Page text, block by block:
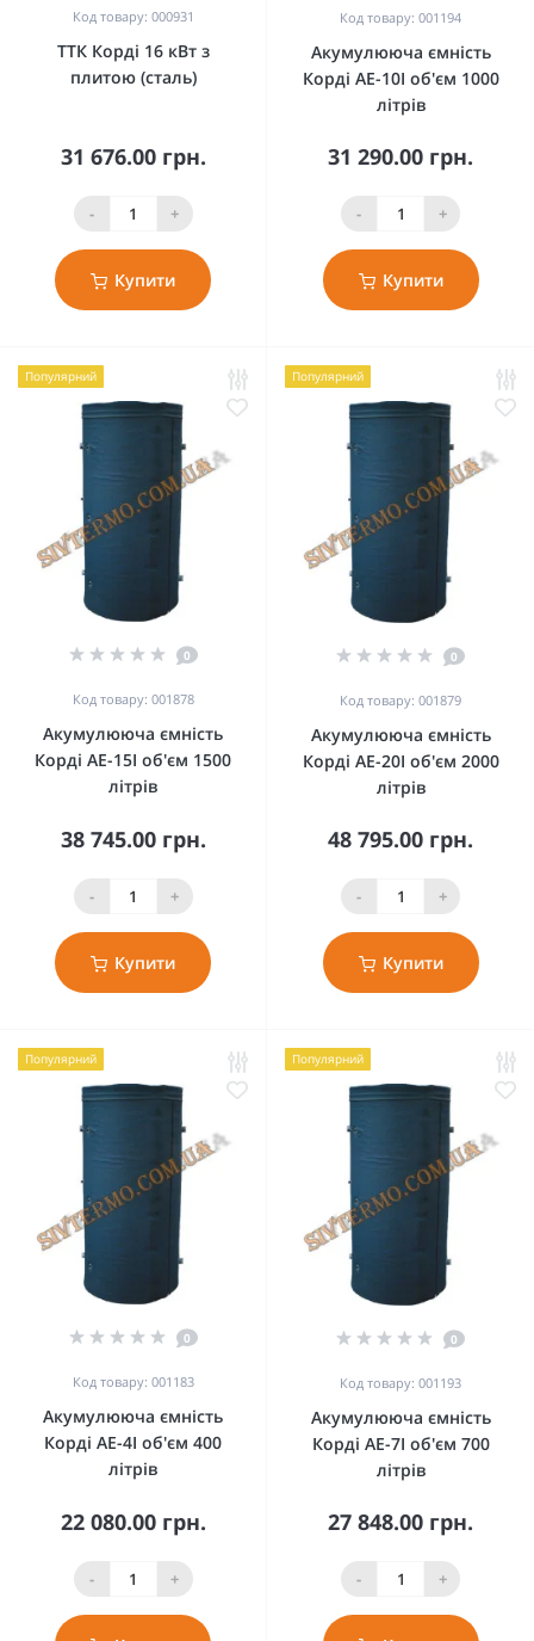
Код товару: 000931
ТТК Корді 16 кВт з
плитою (сталь)
31 676.00 грн.
- +
Купити
Код товару: 001194
Акумулююча ємність
Корді AE-10I об'єм 1000
літрів
31 290.00 грн.
- +
Купити
Популярний
0
Код товару: 001878
Акумулююча ємність
Корді AE-15I об'єм 1500
літрів
38 745.00 грн.
- +
Купити
Популярний
0
Код товару: 001879
Акумулююча ємність
Корді AE-20I об'єм 2000
літрів
48 795.00 грн.
- +
Купити
Популярний
0
Код товару: 001183
Акумулююча ємність
Корді AE-4I об'єм 400
літрів
22 080.00 грн.
- +
Популярний
0
Код товару: 001193
Акумулююча ємність
Корді AE-7I об'єм 700
літрів
27 848.00 грн.
- +